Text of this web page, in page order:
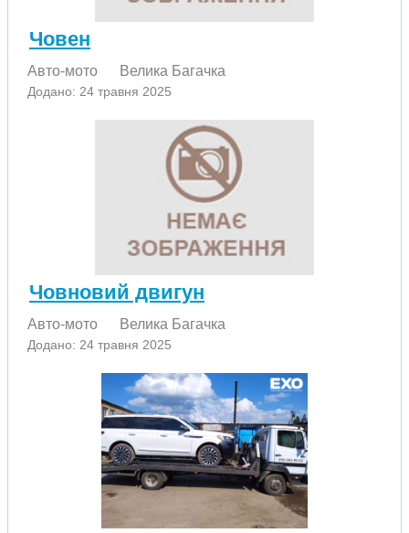
Човен
Авто-мото Велика Багачка
Додано: 24 травня 2025
Човновий двигун
Авто-мото Велика Багачка
Додано: 24 травня 2025